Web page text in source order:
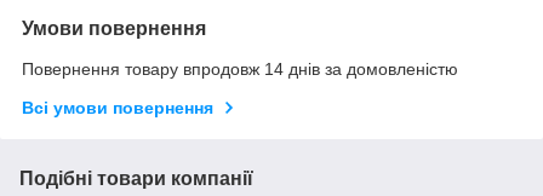
Умови повернення
Повернення товару впродовж 14 днів за домовленістю
Всі умови повернення
Подібні товари компанії